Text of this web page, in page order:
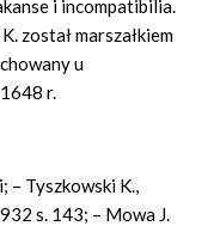
i incompatibilia.
został marszałkiem
u
r.
– Tyszkowski K.,
s. 143; – Mowa J.